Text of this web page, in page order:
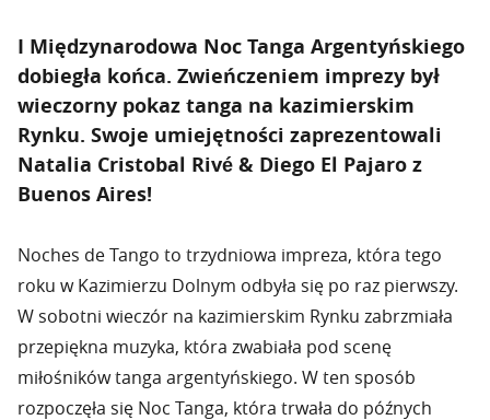
I Międzynarodowa Noc Tanga Argentyńskiego
dobiegła końca. Zwieńczeniem imprezy był
wieczorny pokaz tanga na kazimierskim
Rynku. Swoje umiejętności zaprezentowali
Natalia Cristobal Rivé & Diego El Pajaro z
Buenos Aires!
Noches de Tango to trzydniowa impreza, która tego
roku w Kazimierzu Dolnym odbyła się po raz pierwszy.
W sobotni wieczór na kazimierskim Rynku zabrzmiała
przepiękna muzyka, która zwabiała pod scenę
miłośników tanga argentyńskiego. W ten sposób
rozpoczęła się Noc Tanga, która trwała do późnych